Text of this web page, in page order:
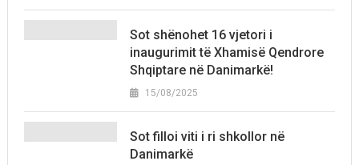
Sot shënohet 16 vjetori i
inaugurimit të Xhamisë Qendrore
Shqiptare në Danimarkë!
15/08/2025
Sot filloi viti i ri shkollor në
Danimarkë